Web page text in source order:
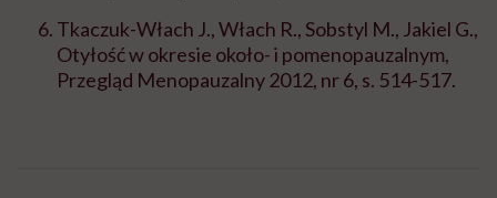
Tkaczuk-Włach J., Włach R., Sobstyl M., Jakiel G.,
Otyłość w okresie około- i pomenopauzalnym,
Przegląd Menopauzalny 2012, nr 6, s. 514-517.